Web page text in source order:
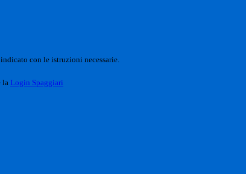
con le istruzioni necessarie.
la Login Spaggiari